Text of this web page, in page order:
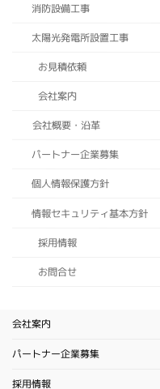
消防設備工事
太陽光発電所設置工事
お見積依頼
会社案内
会社概要・沿革
パートナー企業募集
個人情報保護方針
情報セキュリティ基本方針
採用情報
お問合せ
会社案内
パートナー企業募集
採用情報